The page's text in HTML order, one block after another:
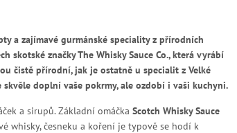
a zajímavé gurmánské speciality z přírodních
skotské značky The Whisky Sauce Co., která vyrábí
čistě přírodní, jak je ostatně u specialit z Velké
doplní vaše pokrmy, ale ozdobí i vaši kuchyni.
a sirupů. Základní omáčka Scotch Whisky Sauce
whisky, česneku a koření je typově se hodí k